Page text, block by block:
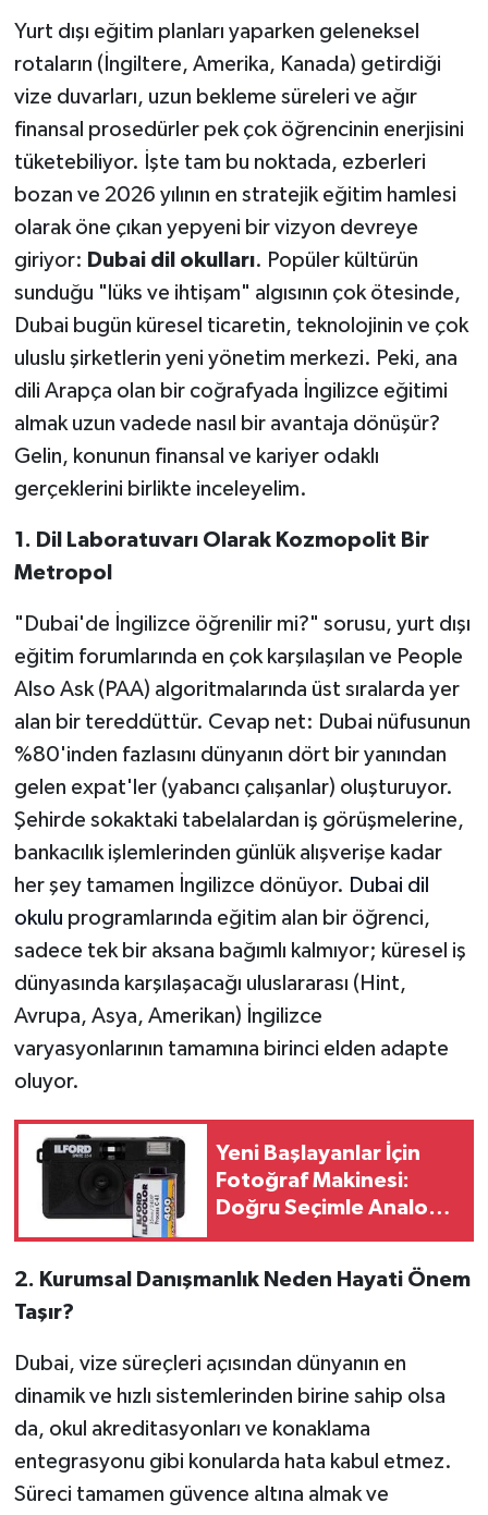
Yurt dışı eğitim planları yaparken geleneksel
rotaların (İngiltere, Amerika, Kanada) getirdiği
vize duvarları, uzun bekleme süreleri ve ağır
finansal prosedürler pek çok öğrencinin enerjisini
tüketebiliyor. İşte tam bu noktada, ezberleri
bozan ve 2026 yılının en stratejik eğitim hamlesi
olarak öne çıkan yepyeni bir vizyon devreye
giriyor: Dubai dil okulları. Popüler kültürün
sunduğu "lüks ve ihtişam" algısının çok ötesinde,
Dubai bugün küresel ticaretin, teknolojinin ve çok
uluslu şirketlerin yeni yönetim merkezi. Peki, ana
dili Arapça olan bir coğrafyada İngilizce eğitimi
almak uzun vadede nasıl bir avantaja dönüşür?
Gelin, konunun finansal ve kariyer odaklı
gerçeklerini birlikte inceleyelim.
1. Dil Laboratuvarı Olarak Kozmopolit Bir
Metropol
"Dubai'de İngilizce öğrenilir mi?" sorusu, yurt dışı
eğitim forumlarında en çok karşılaşılan ve People
Also Ask (PAA) algoritmalarında üst sıralarda yer
alan bir tereddüttür. Cevap net: Dubai nüfusunun
%80'inden fazlasını dünyanın dört bir yanından
gelen expat'ler (yabancı çalışanlar) oluşturuyor.
Şehirde sokaktaki tabelalardan iş görüşmelerine,
bankacılık işlemlerinden günlük alışverişe kadar
her şey tamamen İngilizce dönüyor. Dubai dil
okulu programlarında eğitim alan bir öğrenci,
sadece tek bir aksana bağımlı kalmıyor; küresel iş
dünyasında karşılaşacağı uluslararası (Hint,
Avrupa, Asya, Amerikan) İngilizce
varyasyonlarının tamamına birinci elden adapte
oluyor.
Yeni Başlayanlar İçin
Fotoğraf Makinesi:
Doğru Seçimle Analog
2. Kurumsal Danışmanlık Neden Hayati Önem
Taşır?
Dubai, vize süreçleri açısından dünyanın en
dinamik ve hızlı sistemlerinden birine sahip olsa
da, okul akreditasyonları ve konaklama
entegrasyonu gibi konularda hata kabul etmez.
Süreci tamamen güvence altına almak ve